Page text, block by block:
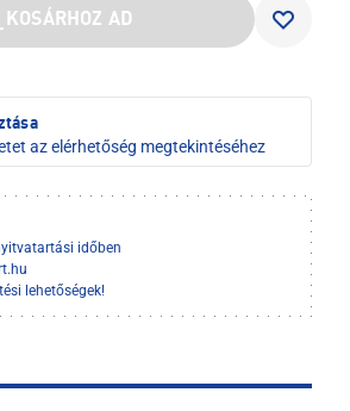
KOSÁRHOZ AD
az elérhetőség megtekintéséhez
időben
lehetőségek!